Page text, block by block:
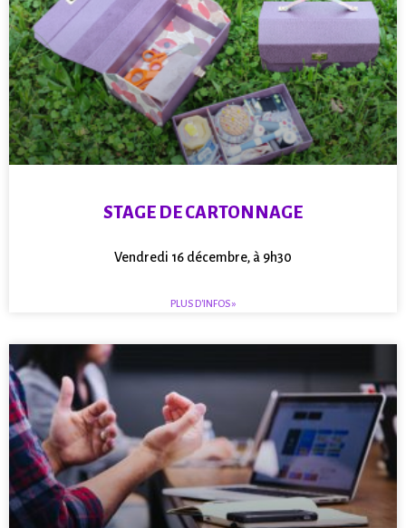
STAGE DE CARTONNAGE
Vendredi 16 décembre, à 9h30
PLUS D'INFOS »